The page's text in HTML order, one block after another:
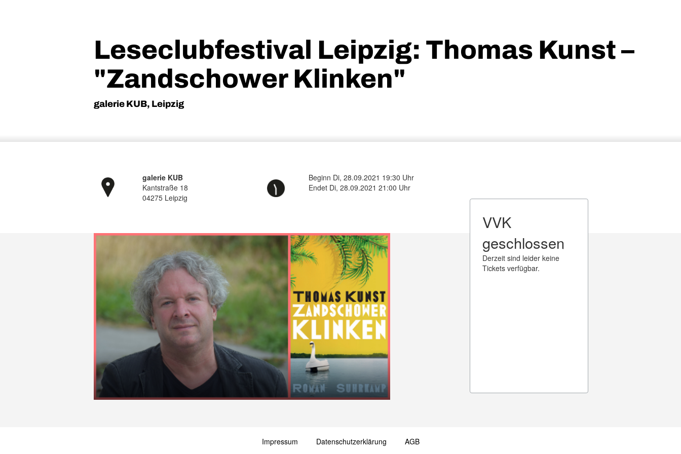
Leseclubfestival Leipzig: Thomas Kunst –
"Zandschower Klinken"
galerie KUB, Leipzig
galerie KUB
Kantstraße 18
04275 Leipzig
Beginn Di, 28.09.2021 19:30 Uhr
Endet Di, 28.09.2021 21:00 Uhr
VVK
geschlossen
Derzeit sind leider keine
Tickets verfügbar.
Impressum Datenschutzerklärung AGB